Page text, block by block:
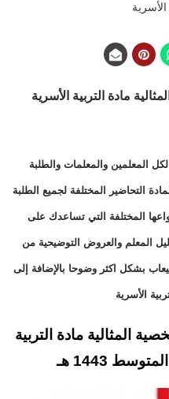
الأسرية
مادة التربية الأسرية
المعلمين والمعلمات والطلبة
التحاضير المختلفة لجميع الطلبة
المختلفة التي تساعدك على
المعلم والعروض التوضيحية من
بشكل اكثر وضوحا بالإضافة إلى
الأسرية
المثالية مادة التربية
1443 هـ